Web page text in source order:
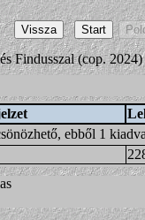
Findusszal (cop. 2024)
ebből 1